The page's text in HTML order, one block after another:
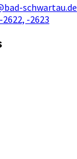
schwartau.de
-2623